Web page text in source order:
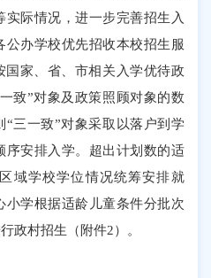
际情况，进一步完善招生入
办学校优先招收本校招生服
国家、省
市相关入学优待政
致”对象及政策照顾对象的数
“三一致”对象采取以落户到学
序安排入学。超出计划数的适
域学校学位情况统筹安排就
学根据适龄儿童条件分批次
政村招生（附件2）。